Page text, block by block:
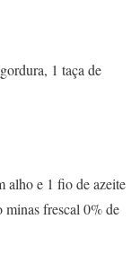
1 taça de
alho e 1 fio de azeite
minas frescal 0% de